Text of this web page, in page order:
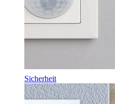
Sicherheit